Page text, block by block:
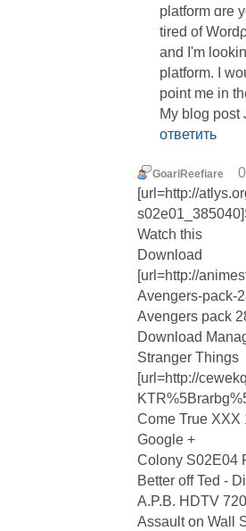
platform ɑre
tired of
and I'm
platform. I
point me in
My blog post
ответить
GoariReefiare
[url=http://
Watch this
Download
[url=http://
Avengers-pack-
Avengers pack
Download
Stranger Things
[url=http://
Come True XXX
Google +
Colony S02E04
Better off Ted -
A.P.B. HDTV
Assault on Wall